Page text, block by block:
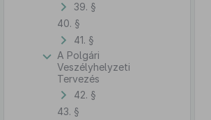
39. §
40. §
41. §
A Polgári
Veszélyhelyzeti
Tervezés
42. §
43. §